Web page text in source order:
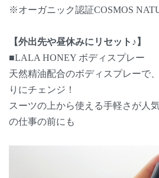
※オーガニック認証COSMOS
【外出先や昼休みにリセット♪】
■LALA HONEY ボディスプレー
天然精油配合のボディスプレーで
りにチェンジ！
スーツの上から使える手軽さが人
の仕事の前にも